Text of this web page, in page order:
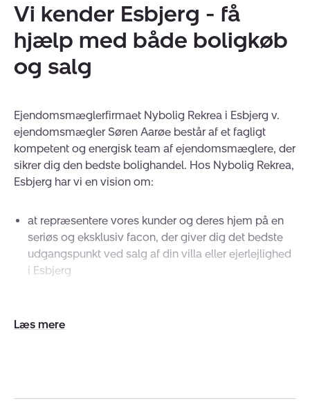
Vi kender Esbjerg - få
hjælp med både boligkøb
og salg
Ejendomsmæglerfirmaet Nybolig Rekrea i Esbjerg v.
ejendomsmægler Søren Aarøe består af et fagligt
kompetent og energisk team af ejendomsmæglere, der
sikrer dig den bedste bolighandel. Hos Nybolig Rekrea,
Esbjerg har vi en vision om:
at repræsentere vores kunder og deres hjem på en
seriøs og eksklusiv facon, der giver dig det bedste
udgangspunkt ved salg af din villa eller ejerlejlighed
i Esbjerg
udstilling kan både ses udvendig og indvendig.